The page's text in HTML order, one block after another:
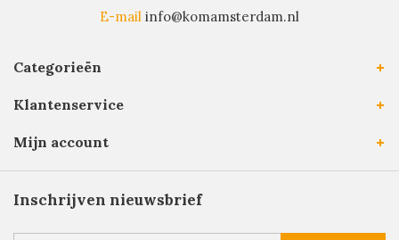
E-mail info@komamsterdam.nl
Categorieën
Klantenservice
Mijn account
Inschrijven nieuwsbrief